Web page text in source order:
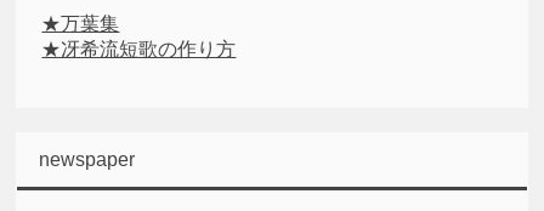
★万葉集
★冴希流短歌の作り方
newspaper